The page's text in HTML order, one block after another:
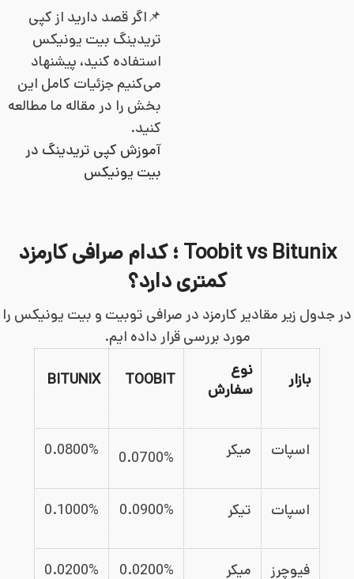
📌اگر قصد دارید از کپی
تریدینگ بیت یونیکس
استفاده کنید، پیشنهاد
می‌کنیم جزئیات کامل این
بخش را در مقاله ما مطالعه
کنید.
آموزش کپی تریدینگ در
بیت یونیکس
Toobit vs Bitunix ؛ کدام صرافی کارمزد
کمتری دارد؟
در جدول زیر مقادیر کارمزد در صرافی توبیت و بیت یونیکس را
مورد بررسی قرار داده ایم.
بازار
نوع
سفارش
TOOBIT
BITUNIX
اسپات میکر 0.0700%
0.0800%
اسپات تیکر 0.0900%
0.1000%
فیوچرز میکر 0.0200%
0.0200%